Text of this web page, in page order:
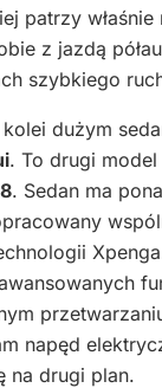
patrzy właśnie
z jazdą
szybkiego
dużym
. To drugi
. Sedan ma
napęd
na drugi plan.